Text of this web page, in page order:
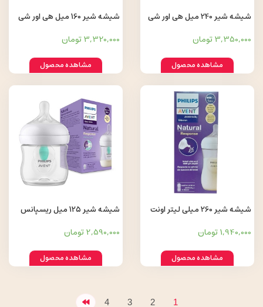
شیشه شیر 240 میل هی اور شی
3,350,000 تومان
مشاهده محصول
شیشه شیر 160 میل هی اور شی
3,320,000 تومان
مشاهده محصول
شیشه شیر 260 میلی لیتر اونت
1,940,000 تومان
مشاهده محصول
شیشه شیر 125 میل ریسپانس
2,590,000 تومان
مشاهده محصول
1
2
3
4